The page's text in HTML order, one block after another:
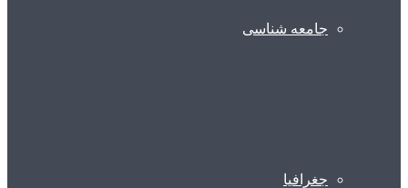
جامعه شناسی
جغرافیا